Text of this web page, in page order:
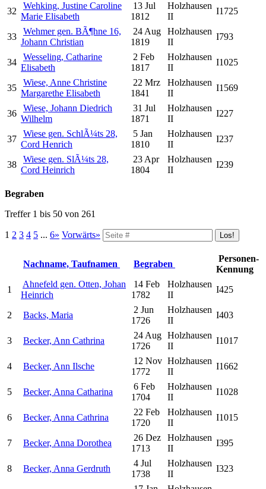
32
Wehking, Justine Caroline
Marie Elisabeth
13 Jul
1812
Holzhausen
II
I1725
33
Wehmer gen. BÃ¶hne 16,
Johann Christian
24 Aug
1819
Holzhausen
II
I793
34
Wesseling, Catharine
Elisabeth
2 Feb
1817
Holzhausen
II
I1025
35
Wiese, Anne Christine
Margarethe Elisabeth
22 Mrz
1841
Holzhausen
II
I1569
36
Wiese, Johann Diedrich
Wilhelm
31 Jul
1871
Holzhausen
II
I227
37
Wiese gen. SchlÃ¼ts 28,
Cord Henrich
5 Jan
1810
Holzhausen
II
I237
38
Wiese gen. SlÃ¼ts 28,
Cord Heinrich
23 Apr
1804
Holzhausen
II
I239
Begraben
Treffer 1 bis 50 von 261
1 2 3 4 5 ... 6» Vorwärts»
Nachname, Taufnamen Begraben
Personen-
Kennung
1
Ahnefeld gen. Otten, Johan
Heinrich
14 Feb
1782
Holzhausen
II
I425
2 Backs, Maria
2 Jun
1726
Holzhausen
II
I403
3 Becker, Ann Cathrina
24 Aug
1726
Holzhausen
II
I1017
4 Becker, Ann Ilsche
12 Nov
1772
Holzhausen
II
I1662
5 Becker, Anna Catharina
6 Feb
1704
Holzhausen
II
I1028
6 Becker, Anna Cathrina
22 Feb
1720
Holzhausen
II
I1015
7 Becker, Anna Dorothea
26 Dez
1713
Holzhausen
II
I395
8 Becker, Anna Gerdruth
4 Jul
1738
Holzhausen
II
I323